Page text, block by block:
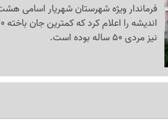
فرماندار ویژه شهرستان شهریار اسامی
نیز مردی 50 ساله بوده است.